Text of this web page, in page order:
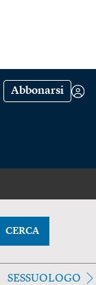
Abbonarsi
CERCA
SESSUOLOGO